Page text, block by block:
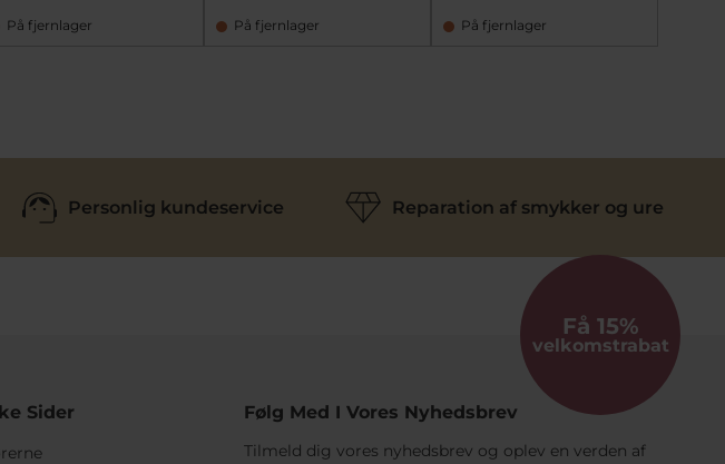
På fjernlager På fjernlager På fjernlager
Personlig kundeservice Reparation af smykker og ure
Sider
Få 15%
velkomstrabat
Følg Med I Vores Nyhedsbrev
Tilmeld dig vores nyhedsbrev og oplev en verden af